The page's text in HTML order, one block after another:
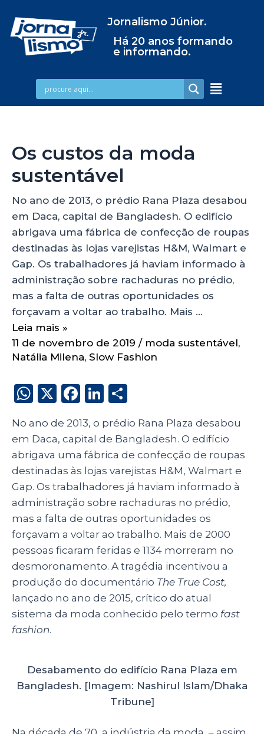
Jornalismo Júnior.
Há 20 anos formando
e informando.
Os custos da moda
sustentável
No ano de 2013, o prédio Rana Plaza desabou
em Daca, capital de Bangladesh. O edifício
abrigava uma fábrica de confecção de roupas
destinadas às lojas varejistas H&M, Walmart e
Gap. Os trabalhadores já haviam informado à
administração sobre rachaduras no prédio,
mas a falta de outras oportunidades os
forçavam a voltar ao trabalho. Mais …
Leia mais »
11 de novembro de 2019 / moda sustentável,
Natália Milena, Slow Fashion
W
a
ts
A
p
p
X
F
c
e
b
o
o
k
Li
k
e
dI
n
a
re
No ano de 2013, o prédio Rana Plaza desabou
em Daca, capital de Bangladesh. O edifício
abrigava uma fábrica de confecção de roupas
destinadas às lojas varejistas H&M, Walmart e
Gap. Os trabalhadores já haviam informado à
administração sobre rachaduras no prédio,
mas a falta de outras oportunidades os
forçavam a voltar ao trabalho. Mais de 2000
pessoas ficaram feridas e 1134 morreram no
desmoronamento. A tragédia incentivou a
produção do documentário The True Cost,
lançado no ano de 2015, crítico do atual
sistema da moda conhecido pelo termo fast
fashion.
Desabamento do edifício Rana Plaza em
Bangladesh. [Imagem: Nashirul Islam/Dhaka
Tribune]